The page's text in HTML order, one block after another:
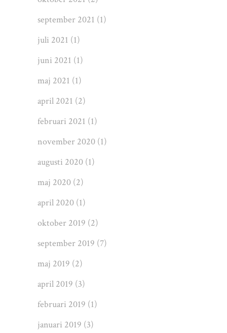
september 2021 (1)
juli 2021 (1)
juni 2021 (1)
maj 2021 (1)
april 2021 (2)
februari 2021 (1)
november 2020 (1)
augusti 2020 (1)
maj 2020 (2)
april 2020 (1)
oktober 2019 (2)
september 2019 (7)
maj 2019 (2)
april 2019 (3)
februari 2019 (1)
januari 2019 (3)